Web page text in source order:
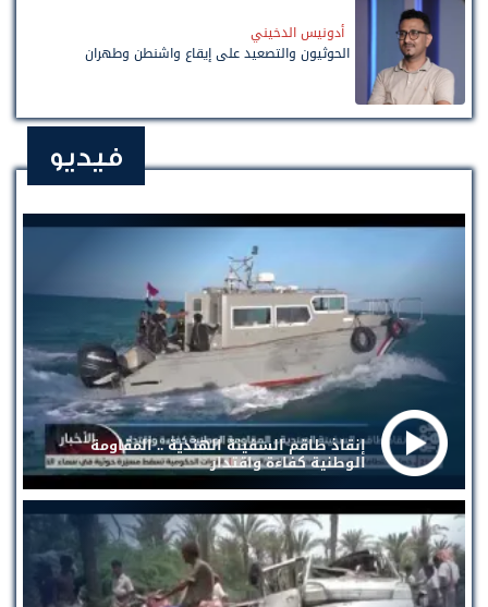
أدونيس الدخيني
الحوثيون والتصعيد على إيقاع واشنطن وطهران
فيديو
إنقاذ طاقم السفينة الهندية .. المقاومة
الوطنية كفاءة واقتدار